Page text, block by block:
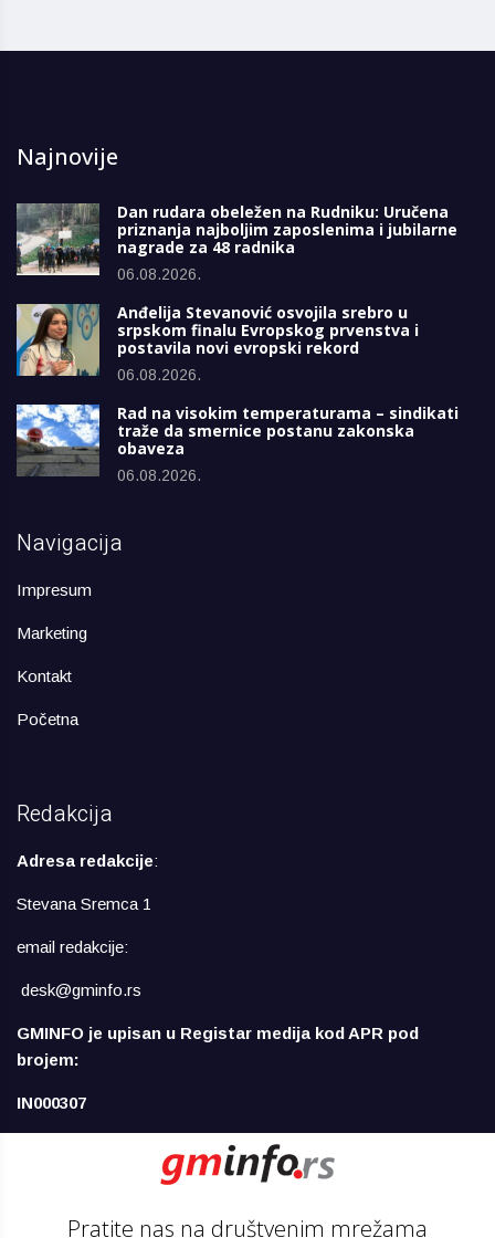
Najnovije
Dan rudara obeležen na Rudniku: Uručena
priznanja najboljim zaposlenima i jubilarne
nagrade za 48 radnika
06.08.2026.
Anđelija Stevanović osvojila srebro u
srpskom finalu Evropskog prvenstva i
postavila novi evropski rekord
06.08.2026.
Rad na visokim temperaturama – sindikati
traže da smernice postanu zakonska
obaveza
06.08.2026.
Navigacija
Impresum
Marketing
Kontakt
Početna
Redakcija
Adresa redakcije:
Stevana Sremca 1
email redakcije:
desk@gminfo.rs
GMINFO je upisan u Registar medija kod APR pod
brojem:
IN000307
Pratite nas na društvenim mrežama